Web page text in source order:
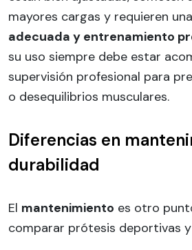
mayores cargas y requieren una
adecuada y entrenamiento
su uso siempre debe estar
supervisión profesional para
o desequilibrios musculares.
Diferencias en
durabilidad
El mantenimiento es otro
comparar prótesis deportivas